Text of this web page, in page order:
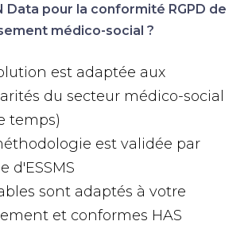
Data pour la conformité RGPD de
médico-social ?
est adaptée aux
du secteur médico-social
temps)
est validée par
d'ESSMS
sont adaptés à votre
et conformes HAS